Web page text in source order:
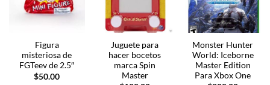
Figura
misteriosa de
FGTeev de 2.5″
$50.00
Juguete para
hacer bocetos
marca Spin
Master
Monster Hunter
World: Iceborne
Master Edition
Para Xbox One